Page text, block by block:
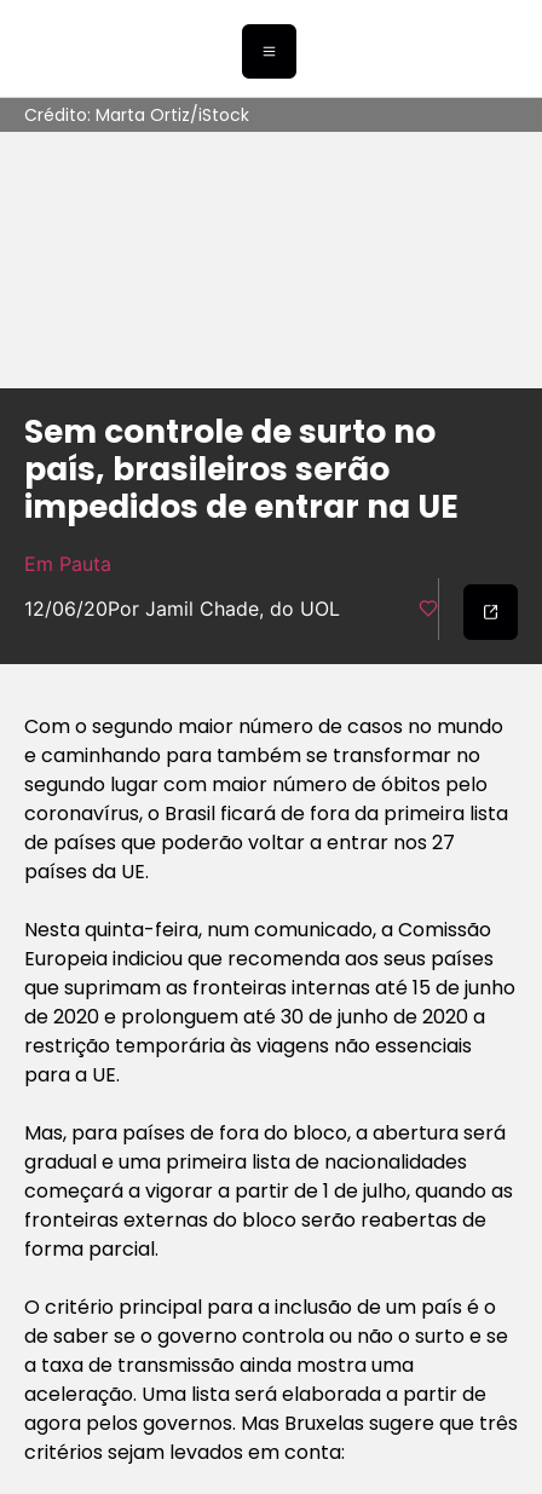
Crédito: Marta Ortiz/iStock
Sem controle de surto no
país, brasileiros serão
impedidos de entrar na UE
Em Pauta
12/06/20Por Jamil Chade, do UOL
Com o segundo maior número de casos no mundo
e caminhando para também se transformar no
segundo lugar com maior número de óbitos pelo
coronavírus, o Brasil ficará de fora da primeira lista
de países que poderão voltar a entrar nos 27
países da UE.
Nesta quinta-feira, num comunicado, a Comissão
Europeia indiciou que recomenda aos seus países
que suprimam as fronteiras internas até 15 de junho
de 2020 e prolonguem até 30 de junho de 2020 a
restrição temporária às viagens não essenciais
para a UE.
Mas, para países de fora do bloco, a abertura será
gradual e uma primeira lista de nacionalidades
começará a vigorar a partir de 1 de julho, quando as
fronteiras externas do bloco serão reabertas de
forma parcial.
O critério principal para a inclusão de um país é o
de saber se o governo controla ou não o surto e se
a taxa de transmissão ainda mostra uma
aceleração. Uma lista será elaborada a partir de
agora pelos governos. Mas Bruxelas sugere que três
critérios sejam levados em conta: